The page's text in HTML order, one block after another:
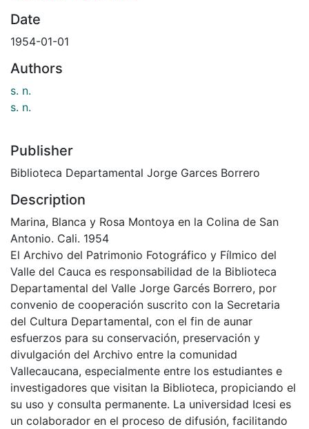
Date
1954-01-01
Authors
s. n.
s. n.
Publisher
Biblioteca Departamental Jorge Garces Borrero
Description
Marina, Blanca y Rosa Montoya en la Colina de San
Antonio. Cali. 1954
El Archivo del Patrimonio Fotográfico y Fílmico del
Valle del Cauca es responsabilidad de la Biblioteca
Departamental del Valle Jorge Garcés Borrero, por
convenio de cooperación suscrito con la Secretaria
del Cultura Departamental, con el fin de aunar
esfuerzos para su conservación, preservación y
divulgación del Archivo entre la comunidad
Vallecaucana, especialmente entre los estudiantes e
investigadores que visitan la Biblioteca, propiciando el
su uso y consulta permanente. La universidad Icesi es
un colaborador en el proceso de difusión, facilitando